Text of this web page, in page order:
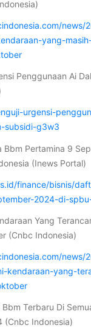
yang-
Penggunaan Ai
urgensi-
subsidi-g3w3
Bbm Pertamina 9
(Inews Portal)
finance/bisnis/
2024-di-
Yang
(Cnbc Indonesia)
kendaraan-yang-
Terbaru Di
(Cnbc Indonesia)